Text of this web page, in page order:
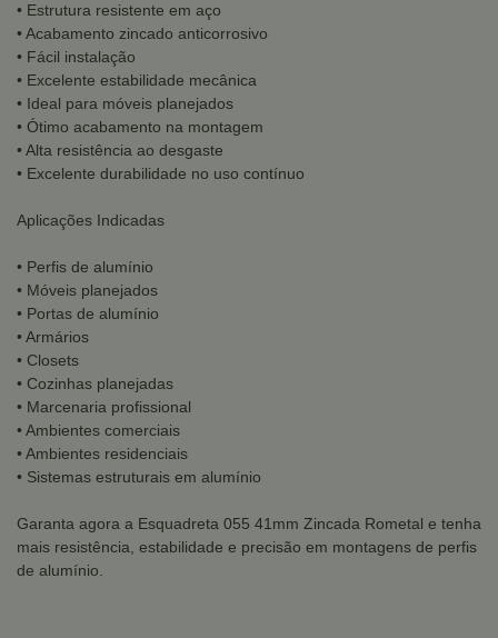
• Estrutura resistente em aço
• Acabamento zincado anticorrosivo
• Fácil instalação
• Excelente estabilidade mecânica
• Ideal para móveis planejados
• Ótimo acabamento na montagem
• Alta resistência ao desgaste
• Excelente durabilidade no uso contínuo
Aplicações Indicadas
• Perfis de alumínio
• Móveis planejados
• Portas de alumínio
• Armários
• Closets
• Cozinhas planejadas
• Marcenaria profissional
• Ambientes comerciais
• Ambientes residenciais
• Sistemas estruturais em alumínio
Garanta agora a Esquadreta 055 41mm Zincada Rometal e tenha
mais resistência, estabilidade e precisão em montagens de perfis
de alumínio.